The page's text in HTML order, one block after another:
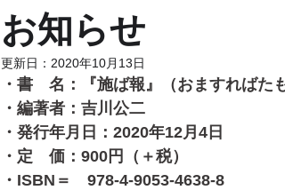
お知らせ
更新日： 2020年10月13日
・書　名：『施ば報』（おますれば
・編著者：吉川公二
・発行年月日：2020年12月4日
・定　価：900円（＋税）
・ISBN＝　978-4-9053-4638-8